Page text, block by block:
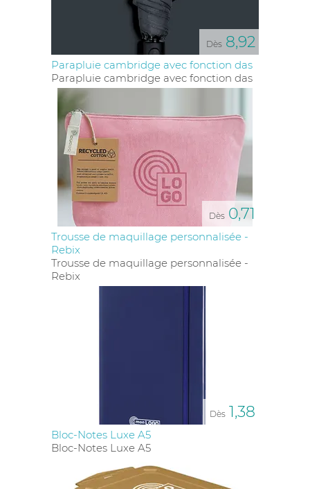
Dès 8,92
Parapluie cambridge avec fonction das
Parapluie cambridge avec fonction das
Dès 0,71
Trousse de maquillage personnalisée -
Rebix
Trousse de maquillage personnalisée -
Rebix
Dès 1,38
Bloc-Notes Luxe A5
Bloc-Notes Luxe A5